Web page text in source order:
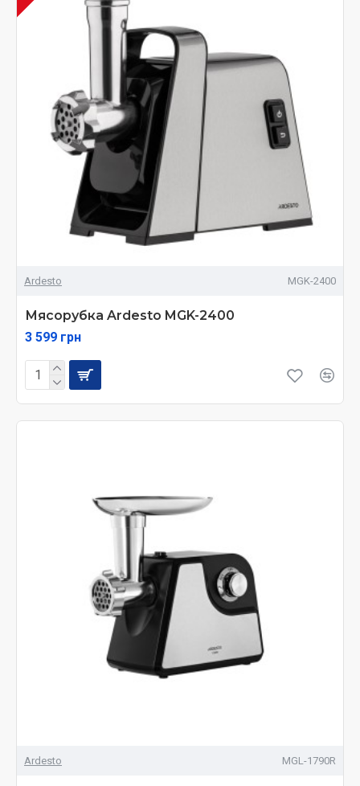
Ardesto MGK-2400
Мясорубка Ardesto MGK-2400
3 599 грн
Ardesto MGL-1790R